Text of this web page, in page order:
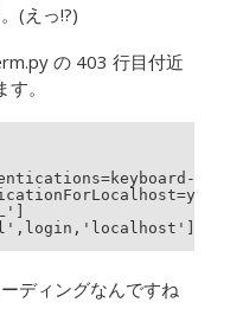
(えっ!?)
の 403 行目付近
。
ディングなんですね